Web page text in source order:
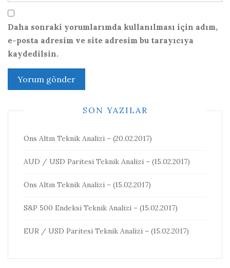
Daha sonraki yorumlarımda kullanılması için adım,
e-posta adresim ve site adresim bu tarayıcıya
kaydedilsin.
SON YAZILAR
Ons Altın Teknik Analizi – (20.02.2017)
AUD / USD Paritesi Teknik Analizi – (15.02.2017)
Ons Altın Teknik Analizi – (15.02.2017)
S&P 500 Endeksi Teknik Analizi – (15.02.2017)
EUR / USD Paritesi Teknik Analizi – (15.02.2017)